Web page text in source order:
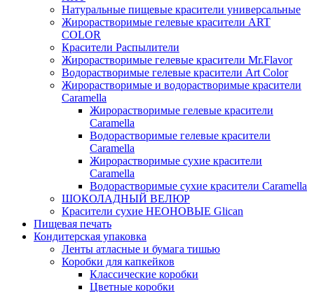
Натуральные пищевые красители универсальные
Жирорастворимые гелевые красители ART
COLOR
Красители Распылители
Жирорастворимые гелевые красители Mr.Flavor
Водорастворимые гелевые красители Art Color
Жирорастворимые и водорастворимые красители
Caramella
Жирорастворимые гелевые красители
Caramella
Водорастворимые гелевые красители
Caramella
Жирорастворимые сухие красители
Caramella
Водорастворимые сухие красители Caramella
ШОКОЛАДНЫЙ ВЕЛЮР
Красители сухие НЕОНОВЫЕ Glican
Пищевая печать
Кондитерская упаковка
Ленты атласные и бумага тишью
Коробки для капкейков
Классические коробки
Цветные коробки